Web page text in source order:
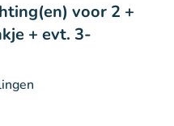
voor 2 +
+ evt. 3-